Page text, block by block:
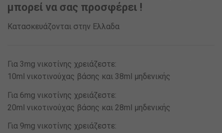
μπορεί να σας προσφέρει !
Κατασκευάζονται στην Ελλαδα
Για 3mg νικοτίνης χρειάζεστε:
10ml νικοτινούχας βάσης και 38ml μηδενικής
Για 6mg νικοτίνης χρειάζεστε:
20ml νικοτινούχας βάσης και 28ml μηδενικής
Για 9mg νικοτίνης χρειάζεστε: